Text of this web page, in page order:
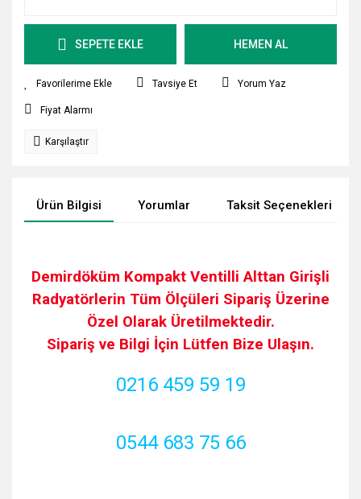
SEPETE EKLE HEMEN AL
Tavsiye Et Yorum Yaz
Fiyat Alarmı
Karşılaştır
Ürün Bilgisi Yorumlar Taksit Seçenekleri
Demirdöküm Kompakt Ventilli Alttan Girişli
Radyatörlerin Tüm Ölçüleri Sipariş Üzerine
Özel Olarak Üretilmektedir.
Sipariş ve Bilgi İçin Lütfen Bize Ulaşın.
0216 459 59 19
0544 683 75 66